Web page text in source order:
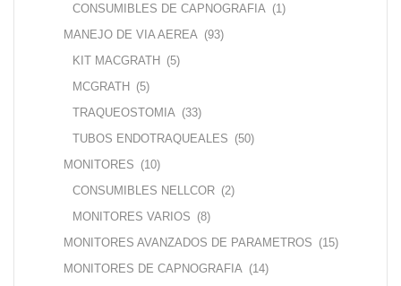
CONSUMIBLES DE CAPNOGRAFIA (1)
MANEJO DE VIA AEREA (93)
KIT MACGRATH (5)
MCGRATH (5)
TRAQUEOSTOMIA (33)
TUBOS ENDOTRAQUEALES (50)
MONITORES (10)
CONSUMIBLES NELLCOR (2)
MONITORES VARIOS (8)
MONITORES AVANZADOS DE PARAMETROS (15)
MONITORES DE CAPNOGRAFIA (14)